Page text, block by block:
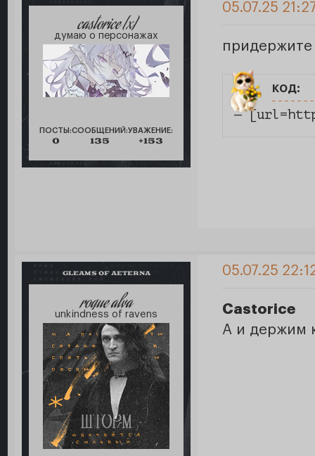
castorice [x]
думаю о персонажах
ПОСТЫ:
0
СООБЩЕНИЙ:
135
УВАЖЕНИЕ:
+153
05.07.25
код:
—
GLEAMS OF AETERNA
roque alva
unkindness of ravens
05.07.25
Castorice
А и держим